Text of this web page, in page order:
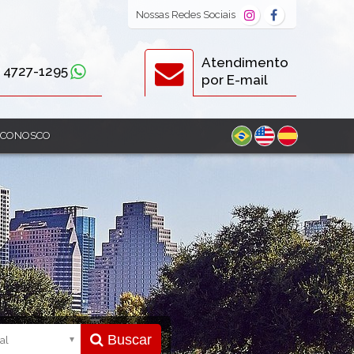
4727-1295
Atendimento
por E-mail
Nossas Redes Sociais
Buscar